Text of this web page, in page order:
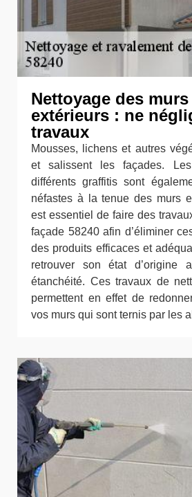
Nettoyage des murs
extérieurs : ne
travaux
Mousses, lichens et autres
et salissent les façades.
différents graffitis sont
néfastes à la tenue des murs
est essentiel de faire des
façade 58240 afin d’éliminer
des produits efficaces et
retrouver son état d’origine
étanchéité. Ces travaux de
permettent en effet de
vos murs qui sont ternis par les